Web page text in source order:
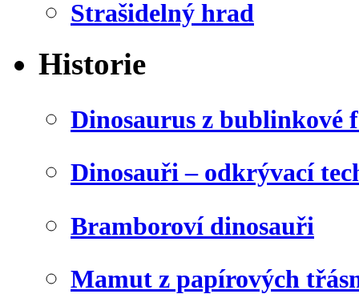
Strašidelný hrad
Historie
Dinosaurus z bublinkové
Dinosauři – odkrývací
Bramboroví dinosauři
Mamut z papírových